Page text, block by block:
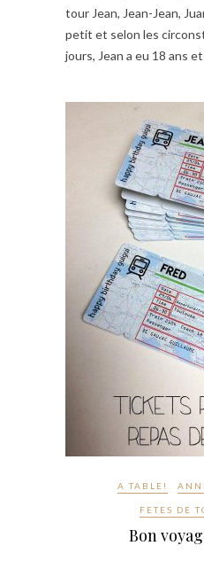
tour Jean, Jean-Jean,
petit et selon les
jours, Jean a eu 18 ans
A TABLE!
FETES DE
Bon